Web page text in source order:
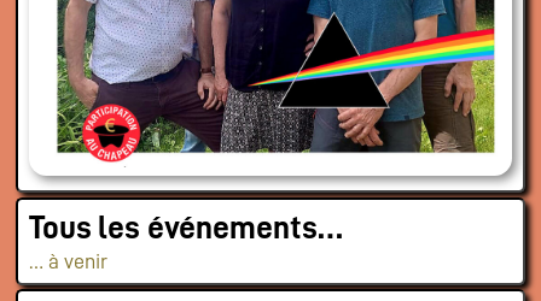
Tous les événements…
… à venir